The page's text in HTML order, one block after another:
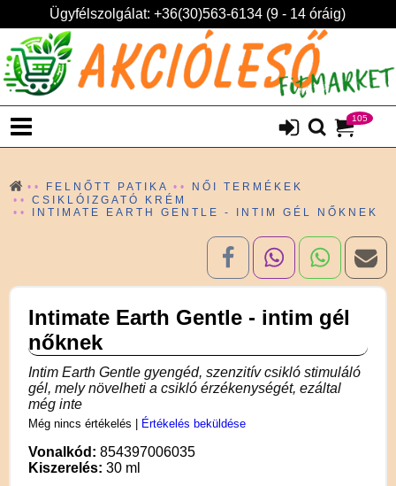
Ügyfélszolgálat: +36(30)563-6134 (9 - 14 óráig)
105
FELNŐTT PATIKA
NŐI TERMÉKEK
CSIKLÓIZGATÓ KRÉM
INTIMATE EARTH GENTLE - INTIM GÉL NŐKNEK
Intimate Earth Gentle - intim gél
nőknek
Intim Earth Gentle gyengéd, szenzitív csikló stimuláló
gél, mely növelheti a csikló érzékenységét, ezáltal
még inte
Még nincs értékelés Értékelés beküldése
Vonalkód: 854397006035
Kiszerelés: 30 ml